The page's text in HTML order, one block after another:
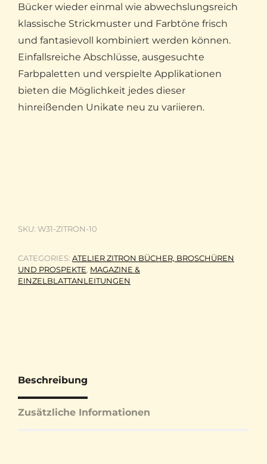
Bücker wieder einmal wie abwechslungsreich
klassische Strickmuster und Farbtöne frisch
und fantasievoll kombiniert werden können.
Einfallsreiche Abschlüsse, ausgesuchte
Farbpaletten und verspielte Applikationen
bieten die Möglichkeit jedes dieser
hinreißenden Unikate neu zu variieren.
SKU: W31-ZITRON-10
CATEGORIES: ATELIER ZITRON BÜCHER, BROSCHÜREN
UND PROSPEKTE, MAGAZINE &
EINZELBLATTANLEITUNGEN
Beschreibung
Zusätzliche Informationen